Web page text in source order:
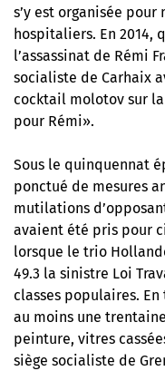
s’y est organisée pour
hospitaliers. En 2014,
l’assassinat de Rémi
socialiste de Carhaix
cocktail molotov sur
pour Rémi».
Sous le quinquennat
ponctué de mesures
mutilations
avaient été pris pour
lorsque le trio
49.3 la sinistre Loi
classes populaires.
au moins une
peinture, vitres
siège socialiste de